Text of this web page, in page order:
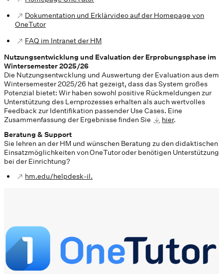
Dokumentation und Erklärvideo auf der Homepage von
OneTutor
FAQ im Intranet der HM
Nutzungsentwicklung und Evaluation der Erprobungsphase im
Wintersemester 2025/26
Die Nutzungsentwcklung und Auswertung der Evaluation aus dem
Wintersemester 2025/26 hat gezeigt, dass das System großes
Potenzial bietet: Wir haben sowohl positive Rückmeldungen zur
Unterstützung des Lernprozesses erhalten als auch wertvolles
Feedback zur Identifikation passender Use Cases. Eine
Zusammenfassung der Ergebnisse finden Sie
hier.
Beratung & Support
Sie lehren an der HM und wünschen Beratung zu den didaktischen
Einsatzmöglichkeiten von OneTutor oder benötigen Unterstützung
bei der Einrichtung?
hm.edu/helpdesk-il.